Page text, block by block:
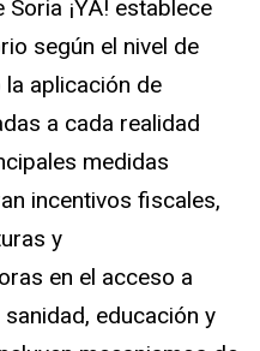
¡YA! establece
según el nivel de
aplicación de
a cada realidad
medidas
incentivos fiscales,
y
en el acceso a
educación y